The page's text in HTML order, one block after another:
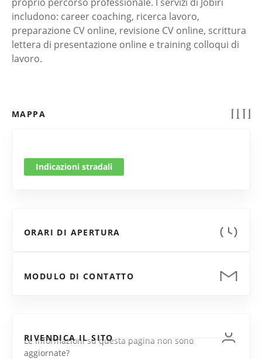
includono: career coaching, ricerca lavoro,
preparazione CV online, revisione CV online, scrittura
lettera di presentazione online e training colloqui di
lavoro.
MAPPA
Indicazioni stradali
ORARI DI APERTURA
MODULO DI CONTATTO
RIVENDICA IL SITO
Le informazioni su questa pagina non sono
aggiornate?